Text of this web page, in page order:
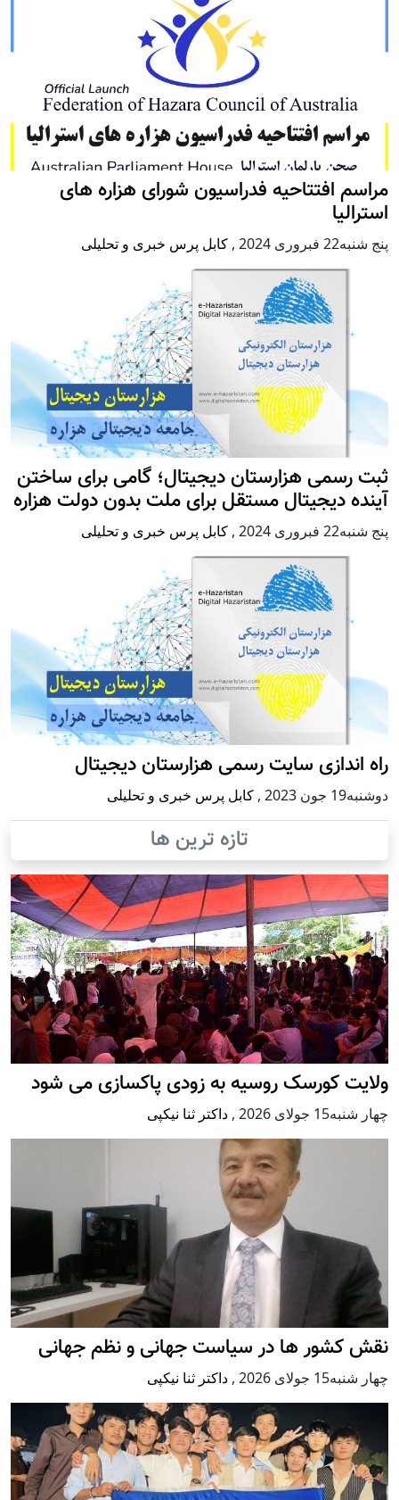
مراسم افتتاحیه فدراسیون شورای هزاره های
استرالیا
پنج شنبه22 فبروری 2024 , کابل پرس خبری و تحلیلی
ثبت رسمی هزارستان دیجیتال؛ گامی برای ساختن
آینده دیجیتال مستقل برای ملت بدون دولت هزاره
پنج شنبه22 فبروری 2024 , کابل پرس خبری و تحلیلی
راه اندازی سایت رسمی هزارستان دیجیتال
دوشنبه19 جون 2023 , کابل پرس خبری و تحلیلی
تازه ترین ها
ولایت کورسک روسیه به زودی پاکسازی می شود
چهار شنبه15 جولای 2026 , داکتر ثنا نیکپی
نقش کشور ها در سیاست جهانی و نظم جهانی
چهار شنبه15 جولای 2026 , داکتر ثنا نیکپی